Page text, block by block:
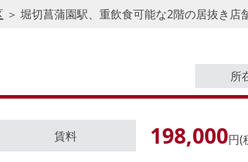
＞ 堀切菖蒲園駅、重飲食可能な2階の居抜き店
所
賃料 198,000円(